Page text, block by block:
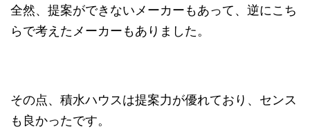
全然、提案ができないメーカーもあって、逆にこち
らで考えたメーカーもありました。
その点、積水ハウスは提案力が優れており、センス
も良かったです。